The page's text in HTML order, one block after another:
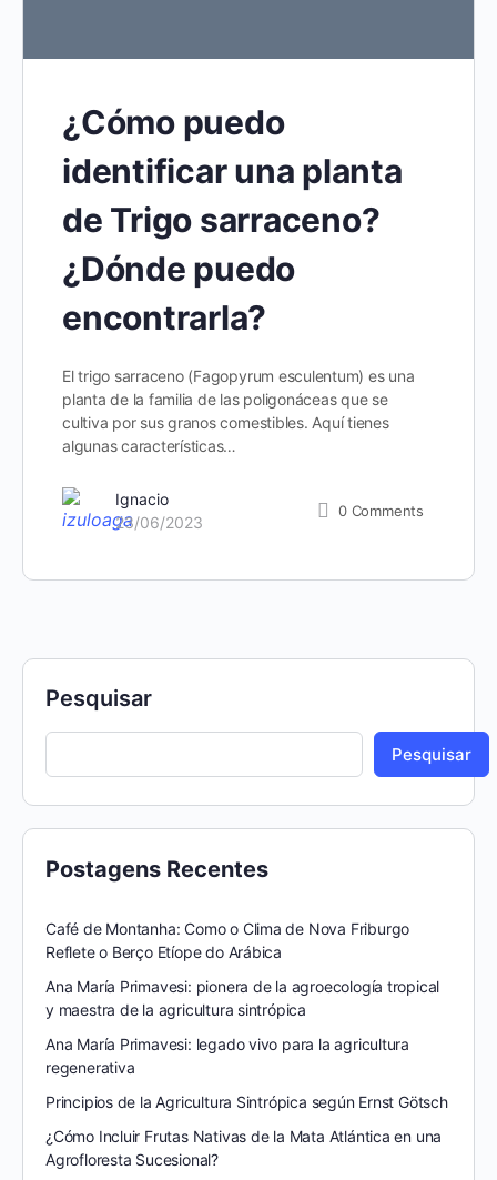
¿Cómo puedo
identificar una planta
de Trigo sarraceno?
¿Dónde puedo
encontrarla?
El trigo sarraceno (Fagopyrum esculentum) es una
planta de la familia de las poligonáceas que se
cultiva por sus granos comestibles. Aquí tienes
algunas características…
Ignacio
23/06/2023
0 Comments
Pesquisar
Pesquisar
Postagens Recentes
Café de Montanha: Como o Clima de Nova Friburgo
Reflete o Berço Etíope do Arábica
Ana María Primavesi: pionera de la agroecología tropical
y maestra de la agricultura sintrópica
Ana María Primavesi: legado vivo para la agricultura
regenerativa
Principios de la Agricultura Sintrópica según Ernst Götsch
¿Cómo Incluir Frutas Nativas de la Mata Atlántica en una
Agrofloresta Sucesional?